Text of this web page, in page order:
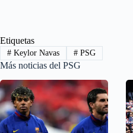
Etiquetas
#Keylor Navas #PSG
Más noticias del PSG